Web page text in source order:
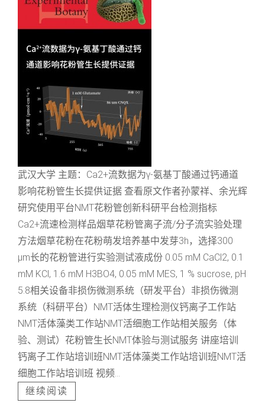
武汉大学 主题：Ca2+流数据为γ-氨基丁酸通过钙通道
影响花粉管生长提供证据 查看原文作者孙蒙祥、余光辉
研究使用平台NMT花粉管创新科研平台检测指标
Ca2+流速检测样品烟草花粉管离子流/分子流实验处理
方法烟草花粉在花粉萌发培养基中发芽3h，选择300
μm长的花粉管进行实验测试液成份 0.05 mM CaCl2, 0.1
mM KCl, 1.6 mM H3BO4, 0.05 mM MES, 1 % sucrose, pH
5.8相关设备非损伤微测系统（研发平台）非损伤微测
系统（科研平台）NMT活体生理检测仪钙离子工作站
NMT活体藻类工作站NMT活细胞工作站相关服务（体
验、测试）花粉管生长NMT体验与测试服务 讲座培训
钙离子工作站培训班NMT活体藻类工作站培训班NMT活
细胞工作站培训班 视频...
继续阅读